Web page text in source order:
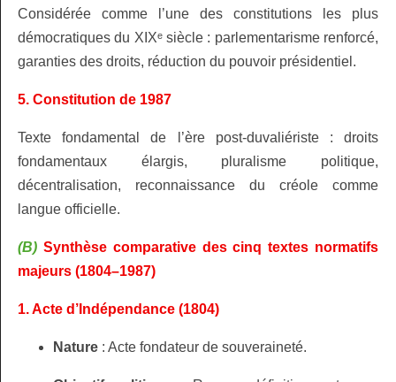
Considérée comme l’une des constitutions les plus
démocratiques du XIXᵉ siècle : parlementarisme renforcé,
garanties des droits, réduction du pouvoir présidentiel.
5. Constitution de 1987
Texte fondamental de l’ère post‑duvaliériste : droits
fondamentaux élargis, pluralisme politique,
décentralisation, reconnaissance du créole comme
langue officielle.
(B) Synthèse comparative des cinq textes normatifs
majeurs (1804–1987)
1. Acte d’Indépendance (1804)
Nature : Acte fondateur de souveraineté.